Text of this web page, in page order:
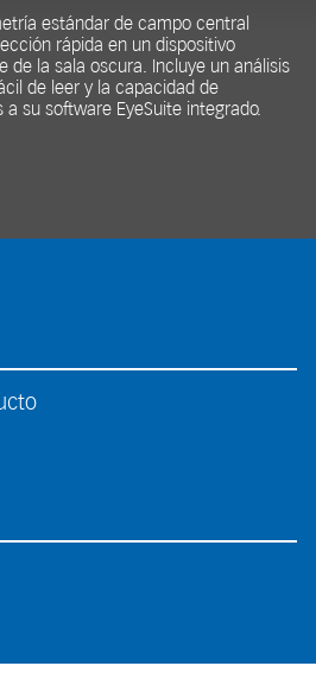
estándar de campo central
rápida en un dispositivo
de la sala oscura. Incluye un análisis
de leer y la capacidad de
su software EyeSuite integrado.